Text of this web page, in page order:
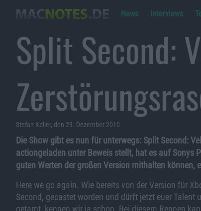
News Interviews
Split Second:
Stefan Keller, den 23. Dezember 2010
Die Show gibt es nun für unterwegs: Split Second:
actiongeladen unter Beweis stellt, hat es auf Sonys
guten Werten der großen Version mithalten können,
Here we go again. Wie bereits von der Version für
Second, gecastet worden und dürft jetzt euer Talent
getarnt, kennen wir ja schon. Bei diesem Rennen